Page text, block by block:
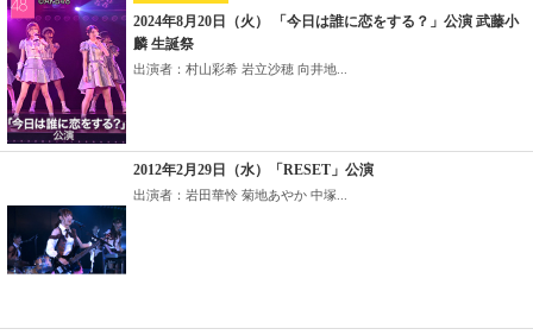
2024年8月20日（火） 「今日は誰に恋をする？」公演 武藤小
麟 生誕祭
出演者：村山彩希 岩立沙穂 向井地...
2012年2月29日（水）「RESET」公演
出演者：岩田華怜 菊地あやか 中塚...